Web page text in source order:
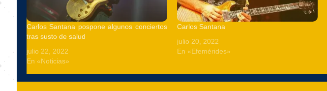
Carlos Santana pospone algunos conciertos
tras susto de salud
julio 22, 2022
En «Noticias»
Carlos Santana
julio 20, 2022
En «Efemérides»